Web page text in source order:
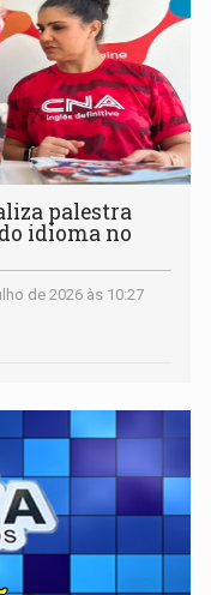
palestra
idioma no
de 2026 às 10:27